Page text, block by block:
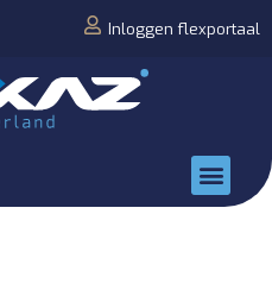
Inloggen flexportaal